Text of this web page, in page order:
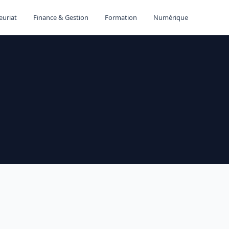
Finance & Gestion Formation Numérique